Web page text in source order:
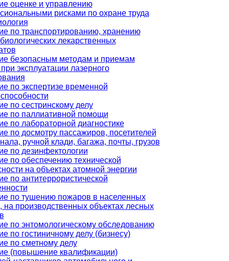
оценке и управлению
рисками по охране труда
по транспортированию, хранению
лекарственных
безопасным методам и приемам
эксплуатации лазерного
по экспертизе временной
по сестринскому делу
по паллиативной помощи
по лабораторной диагностике
по досмотру пассажиров, посетителей
ручной клади, багажа, почты, грузов
по дезинфектологии
по обеспечению технической
на объектах атомной энергии
по антитеррористической
по тушению пожаров в населенных
на производственных объектах лесных
по энтомологическому обследованию
по гостиничному делу (бизнесу)
по сметному делу
(повышение квалификации)